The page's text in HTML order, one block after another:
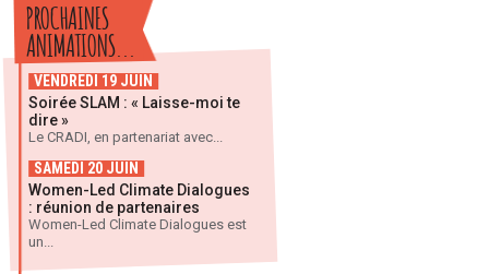
PROCHAINES
ANIMATIONS...
VENDREDI 19 JUIN
Soirée SLAM : « Laisse-moi te
dire »
Le CRADI, en partenariat avec...
SAMEDI 20 JUIN
Women-Led Climate Dialogues
: réunion de partenaires
Women-Led Climate Dialogues est
un...